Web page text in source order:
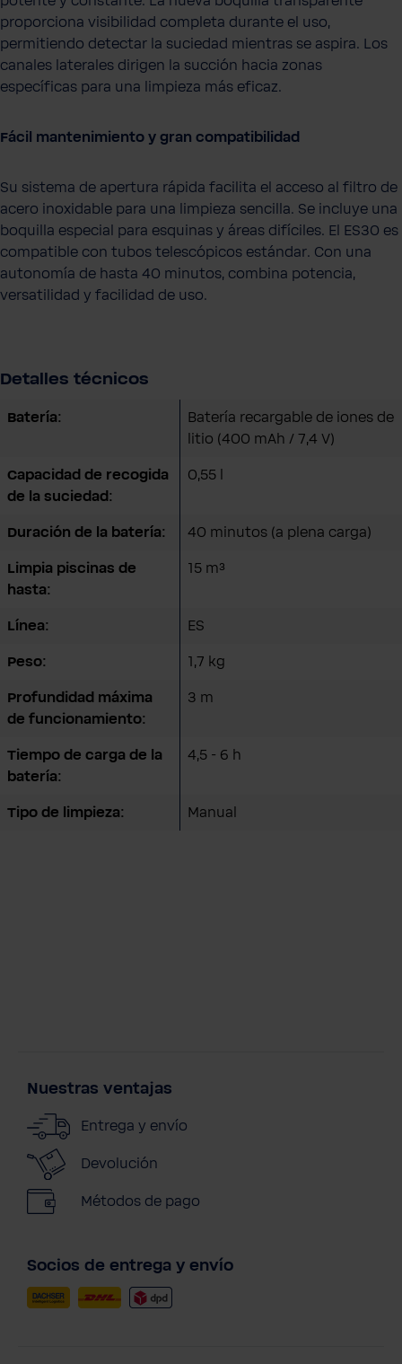
proporciona visibilidad completa durante el uso,
permitiendo detectar la suciedad mientras se aspira. Los
canales laterales dirigen la succión hacia zonas
específicas para una limpieza más eficaz.
Fácil mantenimiento y gran compatibilidad
Su sistema de apertura rápida facilita el acceso al filtro de
acero inoxidable para una limpieza sencilla. Se incluye una
boquilla especial para esquinas y áreas difíciles. El ES30 es
compatible con tubos telescópicos estándar. Con una
autonomía de hasta 40 minutos, combina potencia,
versatilidad y facilidad de uso.
Detalles técnicos
Batería:
Batería recargable de iones de
litio (400 mAh / 7,4 V)
Capacidad de recogida
de la suciedad:
0,55 l
Duración de la batería: 40 minutos (a plena carga)
Limpia piscinas de
hasta:
15 m³
Línea: ES
Peso: 1,7 kg
Profundidad máxima
de funcionamiento:
3 m
Tiempo de carga de la
batería:
4,5 - 6 h
Tipo de limpieza: Manual
Nuestras ventajas
Entrega y envío
Devolución
Métodos de pago
Socios de entrega y envío